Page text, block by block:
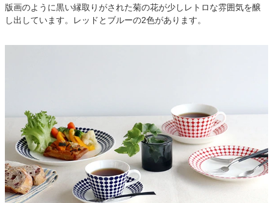
版画のように黒い縁取りがされた菊の花が少しレトロな雰囲気を醸
し出しています。レッドとブルーの2色があります。